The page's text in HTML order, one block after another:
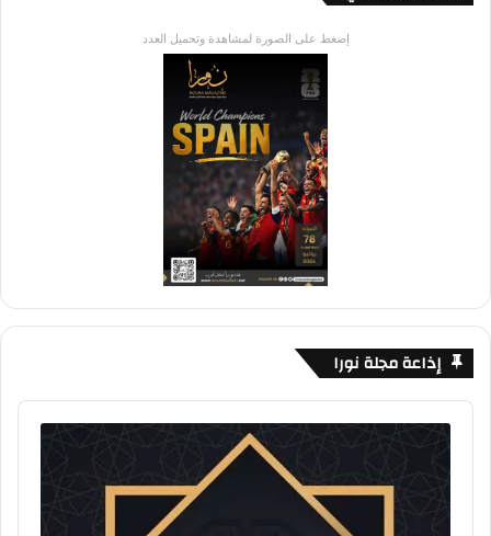
إضغط على الصورة لمشاهدة وتحميل العدد
إذاعة مجلة نورا
Audio
Player